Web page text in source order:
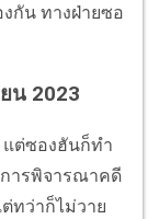
กัน ทางฝ่ายซอ
น 2023
แต่ซองฮันก็ทำ
การพิจารณาคดี
ทว่าก็ไม่วาย